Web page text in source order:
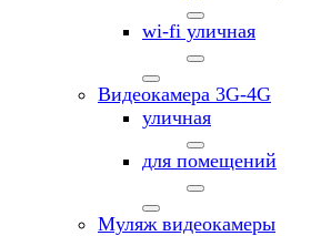
wi-fi уличная
Видеокамера 3G-4G
уличная
для помещений
Муляж видеокамеры